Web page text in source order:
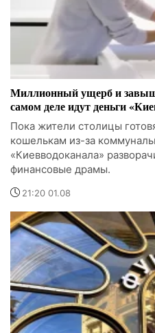
Миллионный ущерб и
самом деле идут деньги
Пока жители столицы
кошелькам из-за
«Киевводоканала»
финансовые драмы.
21:20 01.08